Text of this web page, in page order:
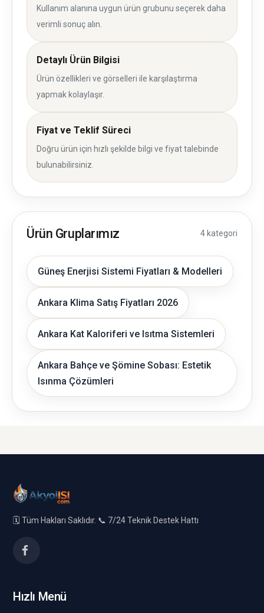
Kullanım alanına uygun ürün grubunu seçerek daha
verimli sonuç alın.
Detaylı Ürün Bilgisi
Ürün özellikleri ve görselleri ile karşılaştırma
yapmak kolaylaşır.
Fiyat ve Teklif Süreci
Doğru ürün için hızlı şekilde bilgi ve fiyat talebinde
bulunabilirsiniz.
Ürün Gruplarımız 4 kategori
Güneş Enerjisi Sistemi Fiyatları & Modelleri
Ankara Klima Satış Fiyatları 2026
Ankara Kat Kaloriferi ve Isıtma Sistemleri
Ankara Bahçe ve Şömine Sobası: Estetik
Isınma Çözümleri
🗓️ Tüm Hakları Saklıdır. 📞 7/24 Teknik Destek Hattı
Hızlı Menü